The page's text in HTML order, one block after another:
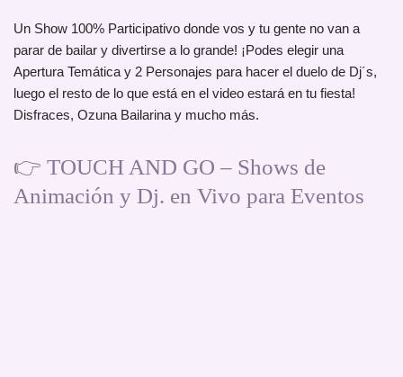
Un Show 100% Participativo donde vos y tu gente no van a
parar de bailar y divertirse a lo grande! ¡Podes elegir una
Apertura Temática y 2 Personajes para hacer el duelo de Dj´s,
luego el resto de lo que está en el video estará en tu fiesta!
Disfraces, Ozuna Bailarina y mucho más.
👉 TOUCH AND GO – Shows de
Animación y Dj. en Vivo para Eventos